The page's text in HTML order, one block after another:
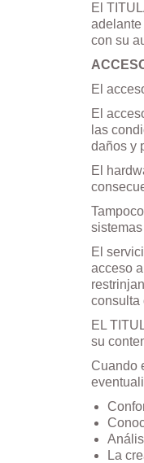
El
con su
El
El
las
daños y
El
El
acceso
consulta
EL
su
Cuando
La